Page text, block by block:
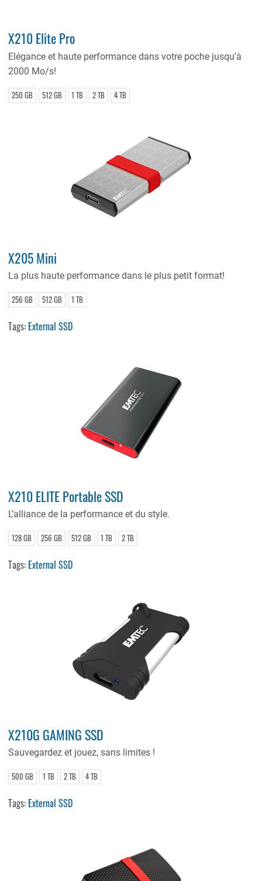
X210 Elite Pro
Elégance et haute performance dans votre poche jusqu'à
2000 Mo/s!
250 GB 512 GB 1 TB 2 TB 4 TB
X205 Mini
La plus haute performance dans le plus petit format!
256 GB 512 GB 1 TB
Tags: External SSD
X210 ELITE Portable SSD
L’alliance de la performance et du style.
128 GB 256 GB 512 GB 1 TB 2 TB
Tags: External SSD
X210G GAMING SSD
Sauvegardez et jouez, sans limites !
500 GB 1 TB 2 TB 4 TB
Tags: External SSD